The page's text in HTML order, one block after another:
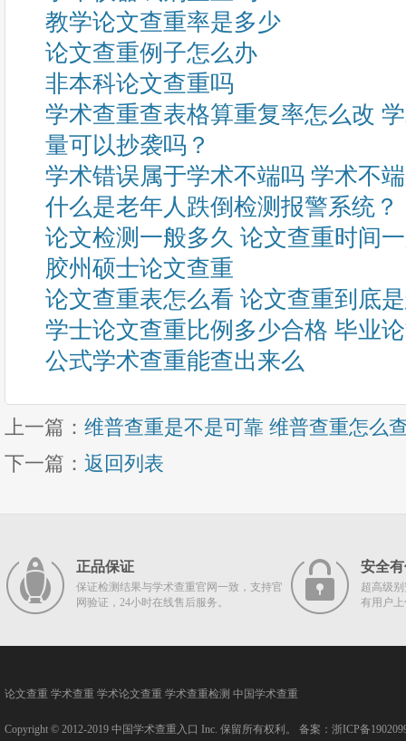
教学论文查重率是多少
论文查重例子怎么办
非本科论文查重吗
学术查重查表格算重复率怎么改
量可以抄袭吗？
学术错误属于学术不端吗 学术不
什么是老年人跌倒检测报警系统？
论文检测一般多久 论文查重时间
胶州硕士论文查重
论文查重表怎么看 论文查重到底
学士论文查重比例多少合格 毕业
公式学术查重能查出来么
上一篇： 维普查重是不是可靠 维普查重怎么
下一篇： 返回列表
正品保证
保证检测结果与学术查重官网一致，支持官
网验证，24小时在线售后服务。
安全
超高级
有用户
论文查重 学术查重 学术论文查重 学术查重检测 中国学术查重
Copyright © 2012-2019 中国学术查重入口 Inc. 保留所有权利。 备案： 浙ICP备